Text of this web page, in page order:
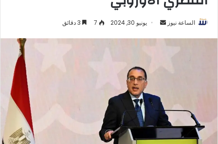
الساعة نيوز
أرسل يونيو 30, 2024 7